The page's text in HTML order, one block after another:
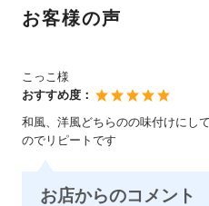
お客様の声
こっこ様
おすすめ度：
和風、洋風どちらのの味付けにし
のでリピートです
お店からのコメント